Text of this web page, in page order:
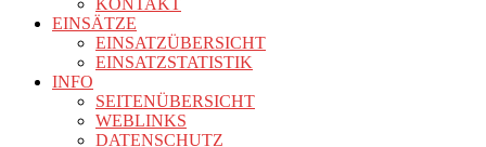
EINSÄTZE
EINSATZÜBERSICHT
EINSATZSTATISTIK
INFO
SEITENÜBERSICHT
WEBLINKS
DATENSCHUTZ